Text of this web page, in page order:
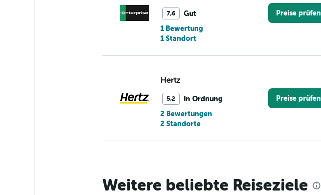
7,6
Gut
1 Bewertung
1 Standort
Preise prüfen
Hertz
5,2
In Ordnung
2 Bewertungen
2 Standorte
Preise prüfen
2 Standorte
Weitere beliebte Reiseziele